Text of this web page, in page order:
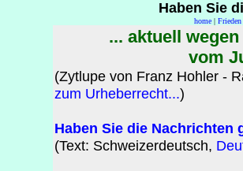
Haben Sie
home| Frieden
... aktuell
vom
(Zytlupe von Franz Hohler -
zum Urheberrecht...)
Haben Sie die Nachrichten
(Text: Schweizerdeutsch,